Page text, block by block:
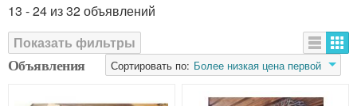
13 - 24 из 32 объявлений
Показать фильтры
Сортировать по: Более низкая цена первой
Объявления